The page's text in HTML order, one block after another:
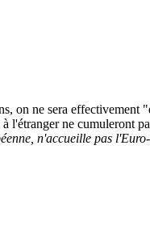
on ne sera
l'étranger ne cumuleront
n'accueille pas